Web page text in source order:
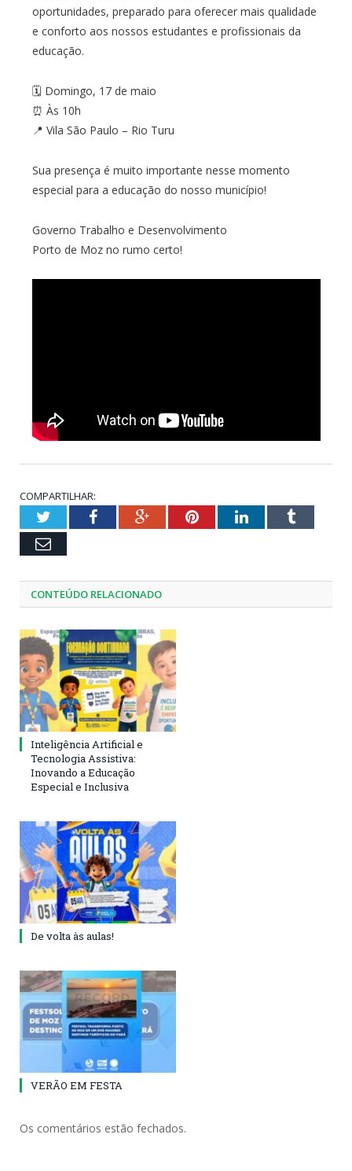
por CR2-ADMIN22 em 15 DE MAIO DE 2026
0
oportunidades, preparado para oferecer mais qualidade
e conforto aos nossos estudantes e profissionais da
educação.
🗓 Domingo, 17 de maio
⏰ Às 10h
📍 Vila São Paulo – Rio Turu
Sua presença é muito importante nesse momento
especial para a educação do nosso município!
Governo Trabalho e Desenvolvimento
Porto de Moz no rumo certo!
COMPARTILHAR:
TwitterFacebookGoogle+PinterestLinkedInTumblr
Email
CONTEÚDO RELACIONADO
Inteligência Artificial e
Tecnologia Assistiva:
Inovando a Educação
Especial e Inclusiva
De volta às aulas!
VERÃO EM FESTA
Os comentários estão fechados.